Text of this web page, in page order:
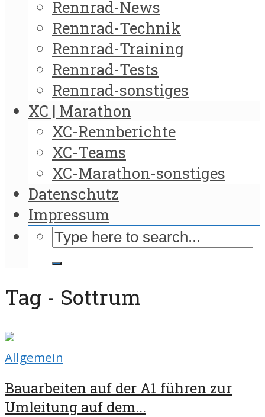
Rennrad-News
Rennrad-Technik
Rennrad-Training
Rennrad-Tests
Rennrad-sonstiges
XC | Marathon
XC-Rennberichte
XC-Teams
XC-Marathon-sonstiges
Datenschutz
Impressum
Tag - Sottrum
Allgemein
Bauarbeiten auf der A1 führen zur
Umleitung auf dem...